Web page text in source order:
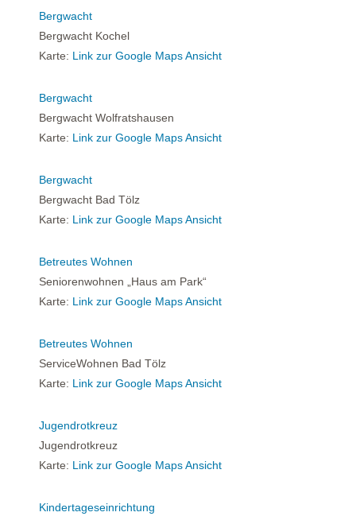
Bergwacht
Bergwacht Kochel
Karte: Link zur Google Maps Ansicht
Bergwacht
Bergwacht Wolfratshausen
Karte: Link zur Google Maps Ansicht
Bergwacht
Bergwacht Bad Tölz
Karte: Link zur Google Maps Ansicht
Betreutes Wohnen
Seniorenwohnen „Haus am Park“
Karte: Link zur Google Maps Ansicht
Betreutes Wohnen
ServiceWohnen Bad Tölz
Karte: Link zur Google Maps Ansicht
Jugendrotkreuz
Jugendrotkreuz
Karte: Link zur Google Maps Ansicht
Kindertageseinrichtung